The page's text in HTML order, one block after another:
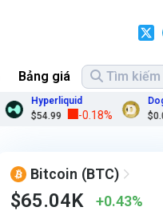
Bảng giá
Hyperliquid
$54.99
-0.18%
Dogecoin
$0.0712
Bitcoin (BTC)
$65.04K 0.43%